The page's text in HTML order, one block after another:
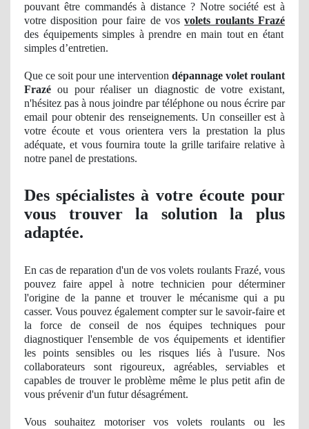
pouvant être commandés à distance ? Notre société est à
votre disposition pour faire de vosvolets roulants Frazé
des équipements simples à prendre en main tout en étant
simples d’entretien.
Que ce soit pour une intervention dépannage volet roulant
Frazé ou pour réaliserun diagnostic de votre existant,
n'hésitez pas à nous joindre par téléphone ou nous écrire par
email pour obtenir des renseignements. Un conseiller est à
votre écoute et vous orientera vers la prestation la plus
adéquate, et vous fournira toute la grille tarifaire relative à
notre panel de prestations.
Des spécialistes à votre écoute pour
vous trouver la solution la plus
adaptée.
En cas de reparation d'un de vos volets roulants Frazé, vous
pouvez faire appel à notre technicien pour déterminer
l'origine de la panne et trouver le mécanisme qui a pu
casser. Vous pouvez également compter sur le savoir-faire et
la force de conseilde noséquipes techniques pour
diagnostiquer l'ensemble de vos équipements et identifier
les points sensibles ou les risques liés à l'usure. Nos
collaborateurs sont rigoureux, agréables, serviables et
capables de trouver le problème même le plus petit afin de
vous prévenir d'un futur désagrément.
Vous souhaitez motoriser vos volets roulants ou les